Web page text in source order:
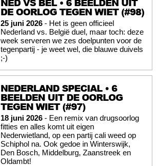
DE OORLOG TEGEN WIET (#98)
25 juni 2026 - Het is geen officieel
Nederland vs. België duel, maar toch: deze
week serveren we zes doelpunten voor de
tegenpartij - je weet wel, die blauwe duivels
;-)
NEDERLAND SPECIAL • 6
BEELDEN UIT DE OORLOG
TEGEN WIET (#97)
18 juni 2026 - Een remix van drugsoorlog
fitties en alles komt uit eigen
Nederwietland, op een partij cali weed op
Schiphol na. Ook gedoe in Winterswijk,
Den Bosch, Middelburg, Zaanstreek en
Oldambt!